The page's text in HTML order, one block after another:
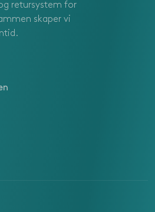
retursystem for
skaper vi